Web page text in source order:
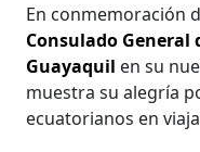
En conmemoración
Consulado General
Guayaquil en su
muestra su alegría
ecuatorianos en